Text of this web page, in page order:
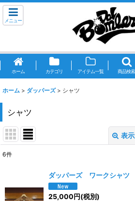
メニュー
ホーム カテゴリ アイテム一覧 商品検索
ホーム > ダッパーズ > シャツ
シャツ
表
並び順:
6件
ダッパーズ ワークシャツ
25,000円(税別)